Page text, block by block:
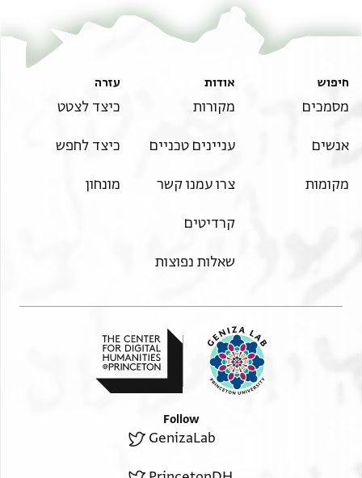
חיפוש
מסמכים
אנשים
מקומות
אודות
מקורות
עניינים טכניים
צרו עמנו קשר
קרדיטים
שאלות נפוצות
עזרה
כיצד לצטט
כיצד לחפש
מונחון
Follow
GenizaLab